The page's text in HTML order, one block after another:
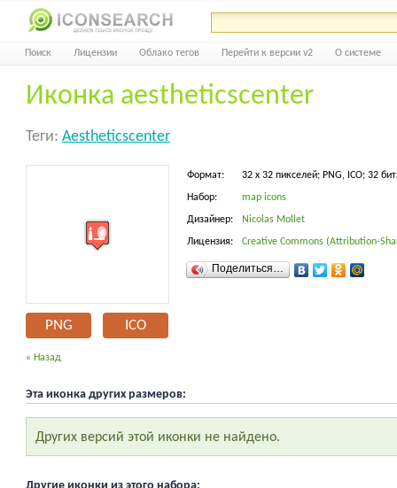
Поиск Лицензии Облако тегов Перейти к версии v2 О системе
Иконка aestheticscenter
Теги: Aestheticscenter
PNG ICO
Формат: 32 x 32 пикселей; PNG, ICO; 32
Набор: map icons
Дизайнер: Nicolas Mollet
Лицензия: Creative Commons (Attribution-
Поделиться…
« Назад
Эта иконка других размеров:
Других версий этой иконки не найдено.